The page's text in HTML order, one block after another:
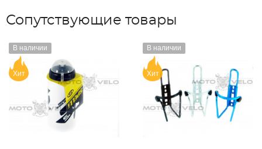
Сопутствующие товары
В наличии
Хит
В наличии
Хит